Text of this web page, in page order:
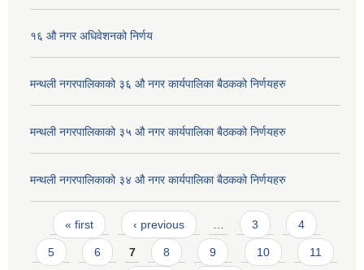
१६ औ नगर अधिवेशनको निर्णय
मन्थली नगरपालिकाको ३६ औ नगर कार्यपालिका बैठकको निर्णयहरु
मन्थली नगरपालिकाको ३५ औ नगर कार्यपालिका बैठकको निर्णयहरु
मन्थली नगरपालिकाको ३४ औ नगर कार्यपालिका बैठकको निर्णयहरु
Pages
« first ‹ previous 3 4
5 6 7 8 9 10 11